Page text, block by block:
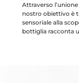
Attraverso
nostro obiettivo è
sensoriale alla
bottiglia racconta